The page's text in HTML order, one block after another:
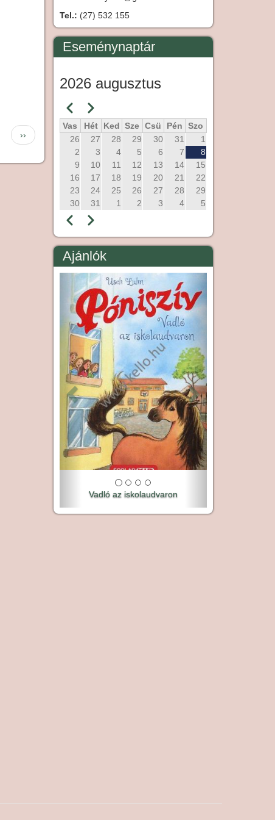
Következő
oldal
››
Tel.: (27) 532 155
Eseménynaptár
2026 augusztus
Oldalszámozás
Előző
Következő
Vas
Hét Ked Sze Csü Pén
Szo
26
27 28 29 30 31
1
2
3 4 5 6 7
8
9
10 11 12 13 14
15
16
17 18 19 20 21
22
23
24 25 26 27 28
29
30
31 1 2 3 4 5
Oldalszámozás
Előző Következő
Ajánlók
Vadló az iskolaudvaron
Előző